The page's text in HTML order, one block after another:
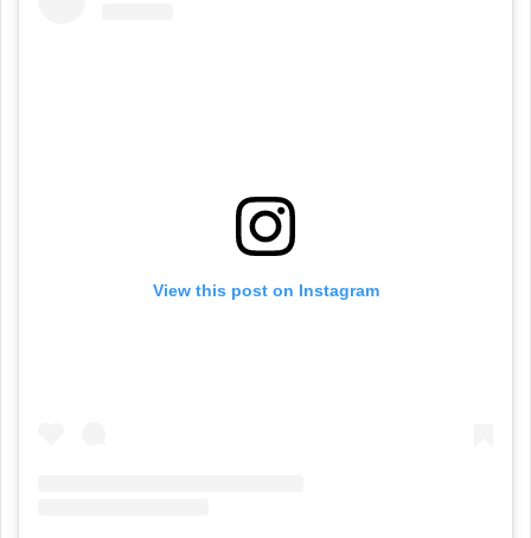
View this post on Instagram